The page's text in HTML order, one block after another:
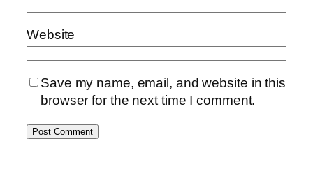
Website
Save my name, email, and website in this
browser for the next time I comment.